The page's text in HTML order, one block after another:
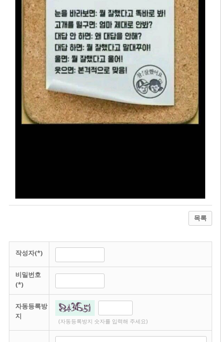
목록
작성자(*)
비밀번호
(*)
자동등록방
지
(자동등록방지 숫자를 입력해 주세요)